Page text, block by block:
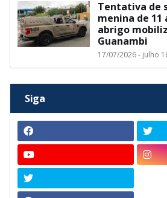
Tentativa de
menina de 11
abrigo
Guanambi
17/07/2026 - julho
Siga